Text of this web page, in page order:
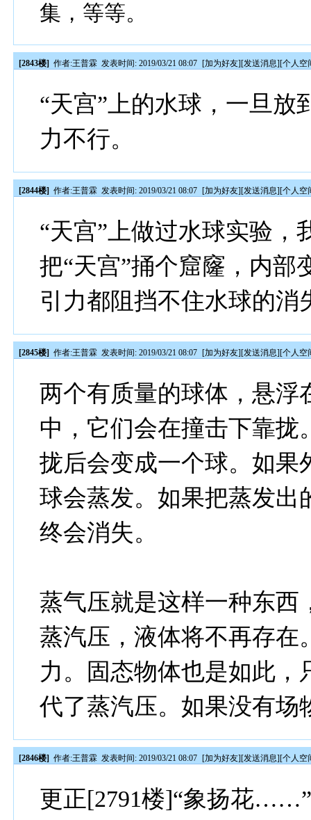
集，等等。
[2843楼] 作者:王普霖 发表时间: 2019/03/21 08:07 [加为好友][发送消息][个人空
“天宫”上的水球，一旦放
力不行。
[2844楼] 作者:王普霖 发表时间: 2019/03/21 08:07 [加为好友][发送消息][个人空
“天宫”上做过水球实验，
把“天宫”捅个窟窿，内部
引力都阻挡不住水球的消
[2845楼] 作者:王普霖 发表时间: 2019/03/21 08:07 [加为好友][发送消息][个人空
两个有质量的球体，悬浮
中，它们会在撞击下靠拢
拢后会变成一个球。如果
球会蒸发。如果把蒸发出
终会消失。
蒸气压就是这样一种东西
蒸汽压，液体将不再存在
力。固态物体也是如此
代了蒸汽压。如果没有场
[2846楼] 作者:王普霖 发表时间: 2019/03/21 08:07 [加为好友][发送消息][个人空
更正[2791楼]“象扬花